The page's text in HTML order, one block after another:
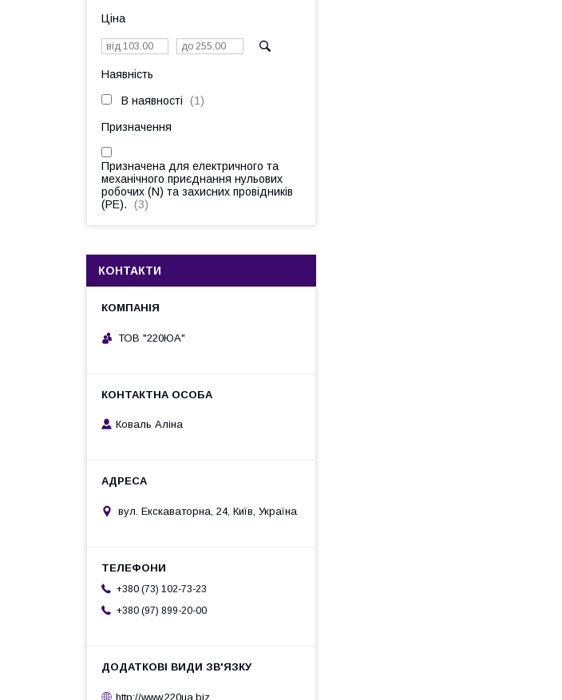
Ціна
Наявність
В наявності 1
Призначення
Призначена для електричного та
механічного приєднання нульових
робочих (N) та захисних провідників
(РЕ).
3
КОНТАКТИ
ТОВ "220ЮА"
Коваль Аліна
вул. Екскаваторна, 24, Київ, Україна
+380 (73) 102-73-23
+380 (97) 899-20-00
http://www.220ua.biz